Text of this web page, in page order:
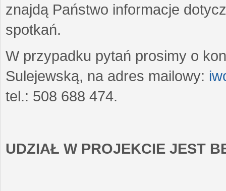
znajdą Państwo informacje
spotkań.
W przypadku pytań prosimy o
Sulejewską, na adres mailowy:
tel.: 508 688 474.
UDZIAŁ W PROJEKCIE JEST